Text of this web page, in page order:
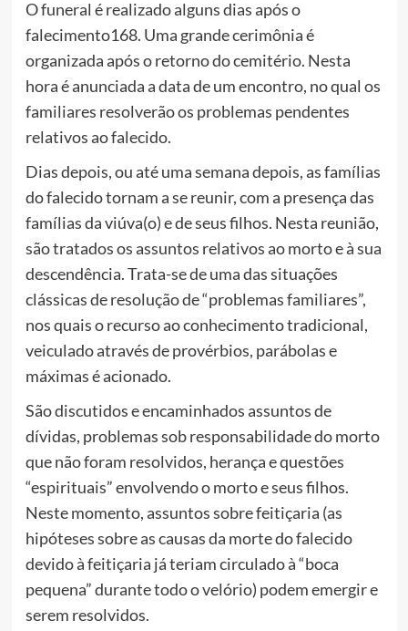
O funeral é realizado alguns dias após o
falecimento168. Uma grande cerimônia é
organizada após o retorno do cemitério. Nesta
hora é anunciada a data de um encontro, no qual os
familiares resolverão os problemas pendentes
relativos ao falecido.
Dias depois, ou até uma semana depois, as famílias
do falecido tornam a se reunir, com a presença das
famílias da viúva(o) e de seus filhos. Nesta reunião,
são tratados os assuntos relativos ao morto e à sua
descendência. Trata-se de uma das situações
clássicas de resolução de “problemas familiares”,
nos quais o recurso ao conhecimento tradicional,
veiculado através de provérbios, parábolas e
máximas é acionado.
São discutidos e encaminhados assuntos de
dívidas, problemas sob responsabilidade do morto
que não foram resolvidos, herança e questões
“espirituais” envolvendo o morto e seus filhos.
Neste momento, assuntos sobre feitiçaria (as
hipóteses sobre as causas da morte do falecido
devido à feitiçaria já teriam circulado à “boca
pequena” durante todo o velório) podem emergir e
serem resolvidos.